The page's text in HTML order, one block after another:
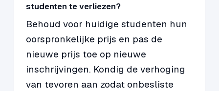
studenten te verliezen?
Behoud voor huidige studenten hun
oorspronkelijke prijs en pas de
nieuwe prijs toe op nieuwe
inschrijvingen. Kondig de verhoging
van tevoren aan zodat onbesliste